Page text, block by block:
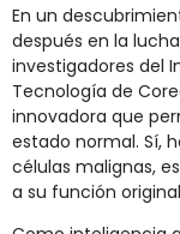
En un
después en la
investigadores del
Tecnología de
innovadora que
estado normal. Sí,
células malignas,
a su función